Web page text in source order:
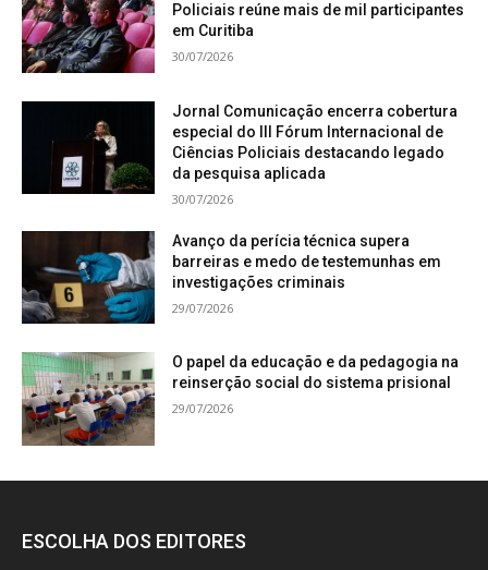
Policiais reúne mais de mil participantes
em Curitiba
30/07/2026
Jornal Comunicação encerra cobertura
especial do III Fórum Internacional de
Ciências Policiais destacando legado
da pesquisa aplicada
30/07/2026
Avanço da perícia técnica supera
barreiras e medo de testemunhas em
investigações criminais
29/07/2026
O papel da educação e da pedagogia na
reinserção social do sistema prisional
29/07/2026
ESCOLHA DOS EDITORES